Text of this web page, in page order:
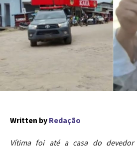
Written by Redação
Vítima foi até a casa do devedor